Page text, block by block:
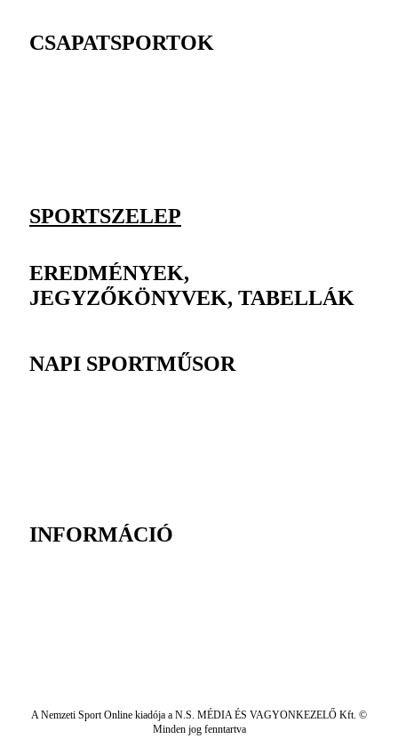
CSAPATSPORTOK
SPORTSZELEP
EREDMÉNYEK,
JEGYZŐKÖNYVEK, TABELLÁK
NAPI SPORTMŰSOR
INFORMÁCIÓ
A Nemzeti Sport Online kiadója a N.S. MÉDIA ÉS VAGYONKEZELŐ Kft. ©
Minden jog fenntartva